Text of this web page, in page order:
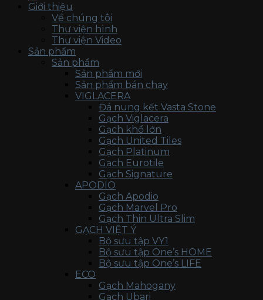
Giới thiệu
Về chúng tôi
Thư viện hình
Thư viện Video
Sản phẩm
Sản phẩm
Sản phẩm mới
Sản phẩm bán chạy
VIGLACERA
Đá nung kết Vasta Stone
Gạch Viglacera
Gạch khổ lớn
Gạch United Tiles
Gạch Platinum
Gạch Eurotile
Gạch Signature
APODIO
Gạch Apodio
Gạch Marvel Pro
Gạch Thin Ultra Slim
GẠCH VIỆT Ý
Bộ sưu tập VY1
Bộ sưu tập One’s HOME
Bộ sưu tập One’s LIFE
ECO
Gạch Mahogany
Gạch Ubari